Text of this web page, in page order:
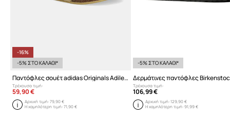
-16%
-5% ΣΤΟ ΚΑΛΑΘΙ*
Παντόφλες σουέτ adidas Originals Adilette Rs
Τρέχουσα τιμή:
59,90 €
Αρχική τιμή:79,90 €
Η χαμηλότερη τιμή:71,90 €
-5% ΣΤΟ ΚΑΛΑΘΙ*
Τρέχουσα τιμή:
106,99 €
Αρχική τιμή: 129,90 €
Η χαμηλότερη τιμή: 91,99 €